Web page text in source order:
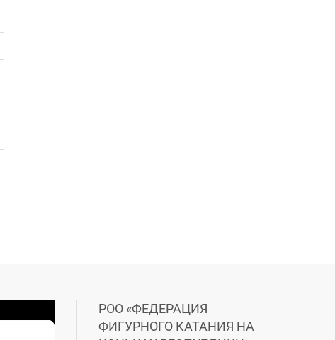
РОО «ФЕДЕРАЦИЯ
ФИГУРНОГО КАТАНИЯ НА